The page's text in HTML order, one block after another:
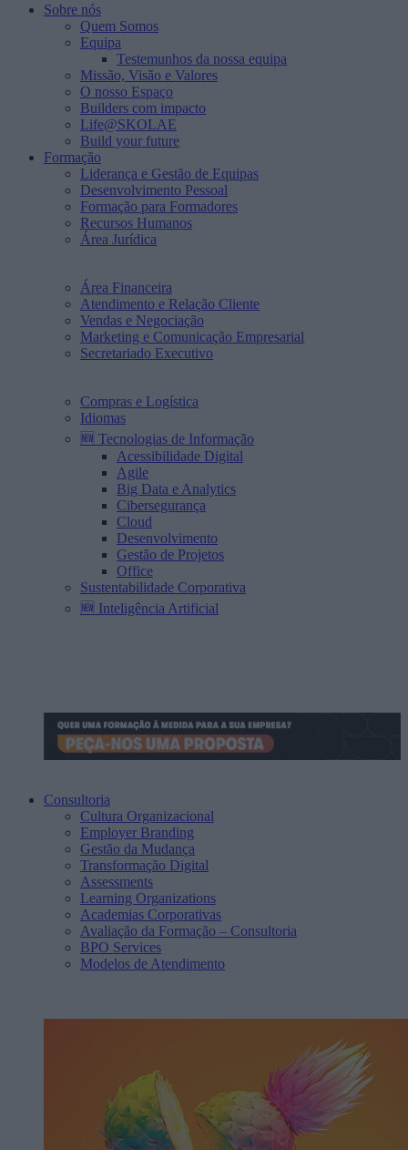
Sobre nós
Quem Somos
Equipa
Testemunhos da nossa equipa
Missão, Visão e Valores
O nosso Espaço
Builders com impacto
Life@SKOLAE
Build your future
Formação
Liderança e Gestão de Equipas
Desenvolvimento Pessoal
Formação para Formadores
Recursos Humanos
Área Jurídica
Área Financeira
Atendimento e Relação Cliente
Vendas e Negociação
Marketing e Comunicação Empresarial
Secretariado Executivo
Compras e Logística
Idiomas
🆕 Tecnologias de Informação
Acessibilidade Digital
Agile
Big Data e Analytics
Cibersegurança
Cloud
Desenvolvimento
Gestão de Projetos
Office
Sustentabilidade Corporativa
🆕 Inteligência Artificial
Consultoria
Cultura Organizacional
Employer Branding
Gestão da Mudança
Transformação Digital
Assessments
Learning Organizations
Academias Corporativas
Avaliação da Formação – Consultoria
BPO Services
Modelos de Atendimento